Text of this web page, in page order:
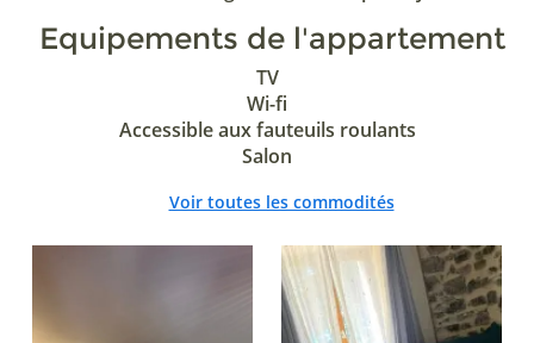
Equipements de l'appartement
TV
Wi-fi
Accessible aux fauteuils roulants
Salon
Voir toutes les commodités